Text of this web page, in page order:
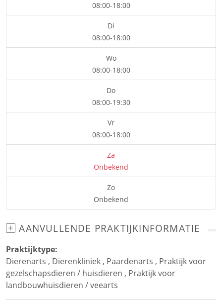
08:00-18:00
Di
08:00-18:00
Wo
08:00-18:00
Do
08:00-19:30
Vr
08:00-18:00
Za
Onbekend
Zo
Onbekend
AANVULLENDE PRAKTIJKINFORMATIE
Praktijktype:
Dierenarts , Dierenkliniek , Paardenarts , Praktijk voor
gezelschapsdieren / huisdieren , Praktijk voor
landbouwhuisdieren / veearts